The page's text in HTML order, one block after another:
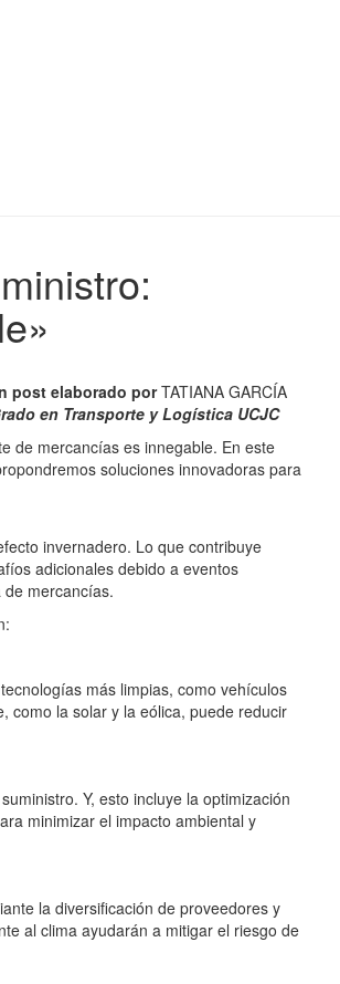
post elaborado porTATIANA GARCÍA
en Transporte y Logística UCJC
de mercancías es innegable. En este
soluciones innovadoras para
invernadero. Lo que contribuye
adicionales debido a eventos
mercancías.
más limpias, como vehículos
como la solar y la eólica, puede reducir
Y, esto incluye la optimización
minimizar el impacto ambiental y
la diversificación de proveedores y
al clima ayudarán a mitigar el riesgo de